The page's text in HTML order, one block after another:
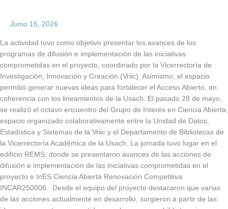
Junio 15, 2026
La actividad tuvo como objetivo presentar los avances de los
programas de difusión e implementación de las iniciativas
comprometidas en el proyecto, coordinado por la Vicerrectoría de
Investigación, Innovación y Creación (Vriic). Asimismo, el espacio
permitió generar nuevas ideas para fortalecer el Acceso Abierto, en
coherencia con los lineamientos de la Usach. El pasado 28 de mayo,
se realizó el octavo encuentro del Grupo de Interés en Ciencia Abierta,
espacio organizado colaborativamente entre la Unidad de Datos,
Estadística y Sistemas de la Vriic y el Departamento de Bibliotecas de
la Vicerrectoría Académica de la Usach. La jornada tuvo lugar en el
edificio REMS, donde se presentaron avances de las acciones de
difusión e implementación de las iniciativas comprometidas en el
proyecto e InES Ciencia Abierta Renovación Competitiva
INCAR250006. Desde el equipo del proyecto destacaron que varias
de las acciones actualmente en desarrollo, surgieron a partir de las